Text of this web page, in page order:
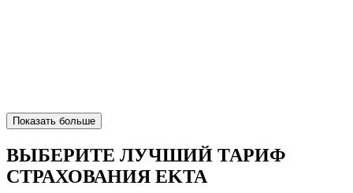
Показать больше
ВЫБЕРИТЕ ЛУЧШИЙ ТАРИФ
СТРАХОВАНИЯ EKTA